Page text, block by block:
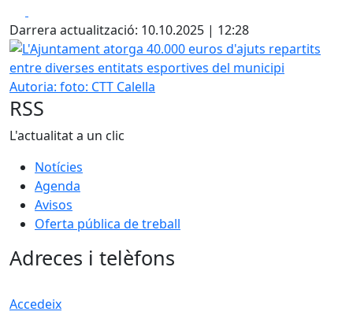
Darrera actualització: 10.10.2025 | 12:28
L'Ajuntament atorga 40.000 euros d'ajuts repartits entre
Autoria: foto: CTT Calella
RSS
L'actualitat a un clic
Notícies
Agenda
Avisos
Oferta pública de treball
Adreces i telèfons
Accedeix